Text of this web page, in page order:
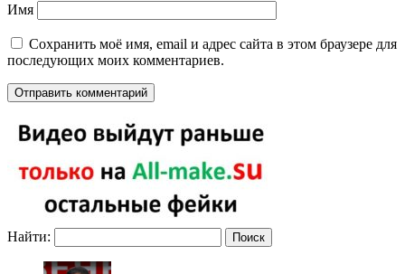
Имя
Сохранить моё имя, email и адрес сайта в этом браузере для
последующих моих комментариев.
Найти: